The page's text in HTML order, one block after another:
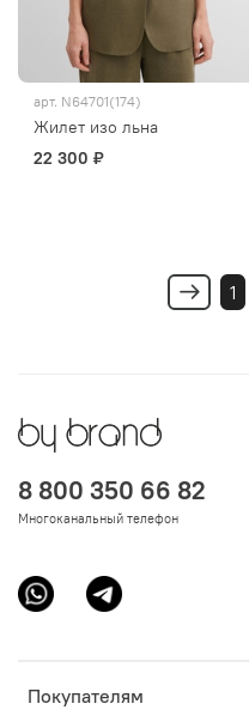
арт. N64701(174)
Жилет изо льна
22 300 ₽
1
Покупателям
8 800 350 66 82
Многоканальный телефон